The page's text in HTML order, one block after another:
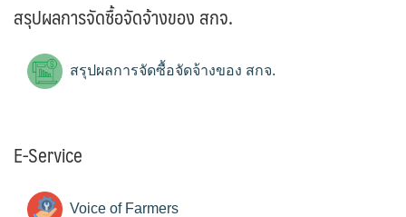
สรุปผลการจัดซื้อจัดจ้างของ สกจ.
สรุปผลการจัดซื้อจัดจ้างของ สกจ.
E-Service
Voice of Farmers